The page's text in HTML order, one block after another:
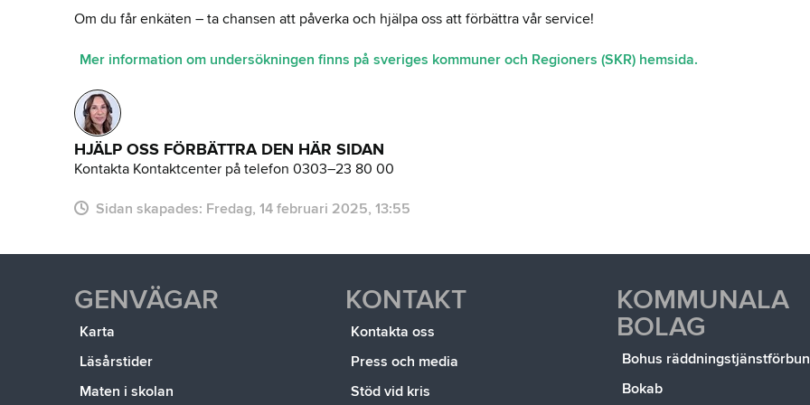
Om du får enkäten – ta chansen att påverka och hjälpa oss att förbättra vår service!
Mer information om undersökningen finns på sveriges kommuner och Regioners (SKR) hemsida.
HJÄLP OSS FÖRBÄTTRA DEN HÄR SIDAN
Kontakta Kontaktcenter på telefon 0303–23 80 00
Sidan skapades: fredag, 14 februari 2025, 13:55
GENVÄGAR
Karta
Läsårstider
Maten i skolan
KONTAKT
Kontakta oss
Press och media
Stöd vid kris
KOMMUNALA
BOLAG
Bohus
Bokab